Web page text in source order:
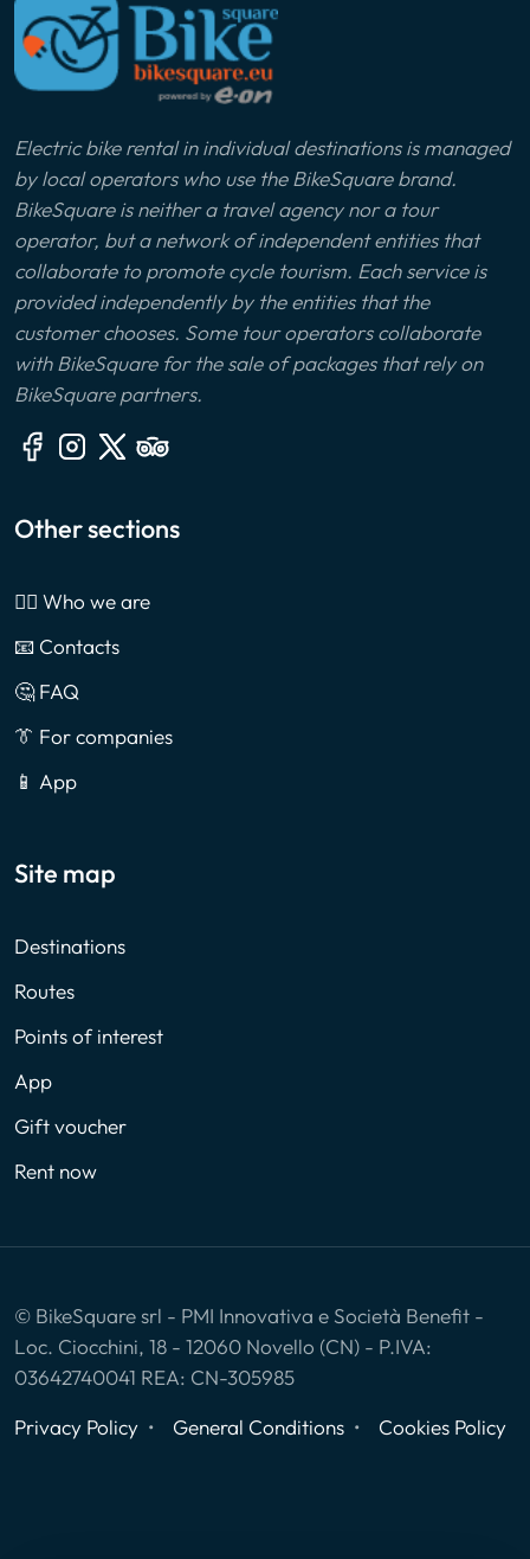
Electric bike rental in individual destinations is managed
by local operators who use the BikeSquare brand.
BikeSquare is neither a travel agency nor a tour
operator, but a network of independent entities that
collaborate to promote cycle tourism. Each service is
provided independently by the entities that the
customer chooses. Some tour operators collaborate
with BikeSquare for the sale of packages that rely on
BikeSquare partners.
Other sections
🙎‍♂️ Who we are
📧 Contacts
🤔 FAQ
👔 For companies
📱 App
Site map
Destinations
Routes
Points of interest
App
Gift voucher
Rent now
© BikeSquare srl - PMI Innovativa e Società Benefit -
Loc. Ciocchini, 18 - 12060 Novello (CN) - P.IVA:
03642740041 REA: CN-305985
Privacy Policy
General Conditions Cookies Policy